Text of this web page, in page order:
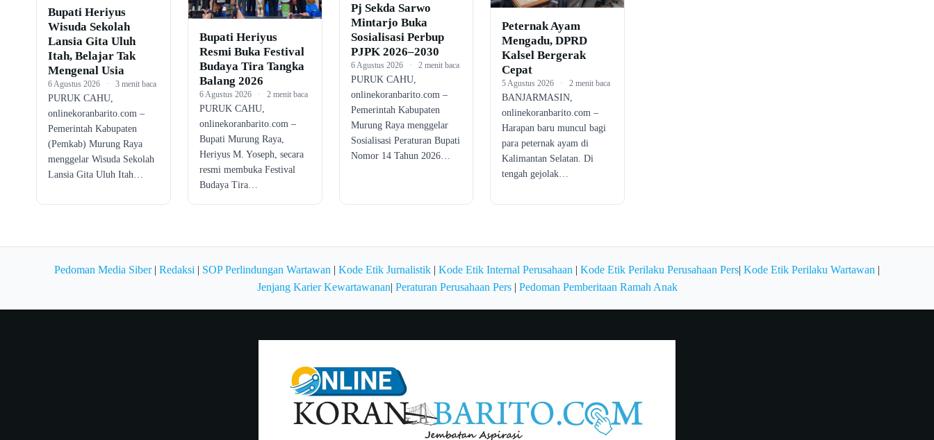
Bupati Heriyus
Wisuda Sekolah
Lansia Gita Uluh
Itah, Belajar Tak
Mengenal Usia
6 Agustus 2026 · 3 menit baca
PURUK CAHU,
onlinekoranbarito.com –
Pemerintah Kabupaten
(Pemkab) Murung Raya
menggelar Wisuda Sekolah
Lansia Gita Uluh Itah…
Bupati Heriyus
Resmi Buka Festival
Budaya Tira Tangka
Balang 2026
6 Agustus 2026 · 2 menit baca
PURUK CAHU,
onlinekoranbarito.com –
Bupati Murung Raya,
Heriyus M. Yoseph, secara
resmi membuka Festival
Budaya Tira…
Pj Sekda Sarwo
Mintarjo Buka
Sosialisasi Perbup
PJPK 2026–2030
6 Agustus 2026 · 2 menit baca
PURUK CAHU,
onlinekoranbarito.com –
Pemerintah Kabupaten
Murung Raya menggelar
Sosialisasi Peraturan Bupati
Nomor 14 Tahun 2026…
Peternak Ayam
Mengadu, DPRD
Kalsel Bergerak
Cepat
5 Agustus 2026 · 2 menit baca
BANJARMASIN,
onlinekoranbarito.com –
Harapan baru muncul bagi
para peternak ayam di
Kalimantan Selatan. Di
tengah gejolak…
Pedoman Media Siber| Redaksi SOP Perlindungan Wartawan Kode Etik Jurnalistik Kode Etik Internal Perusahaan Kode Etik Perilaku Perusahaan Pers Kode Etik Perilaku Wartawan
Jenjang Karier Kewartawanan| Peraturan Perusahaan Pers| Pedoman Pemberitaan Ramah Anak